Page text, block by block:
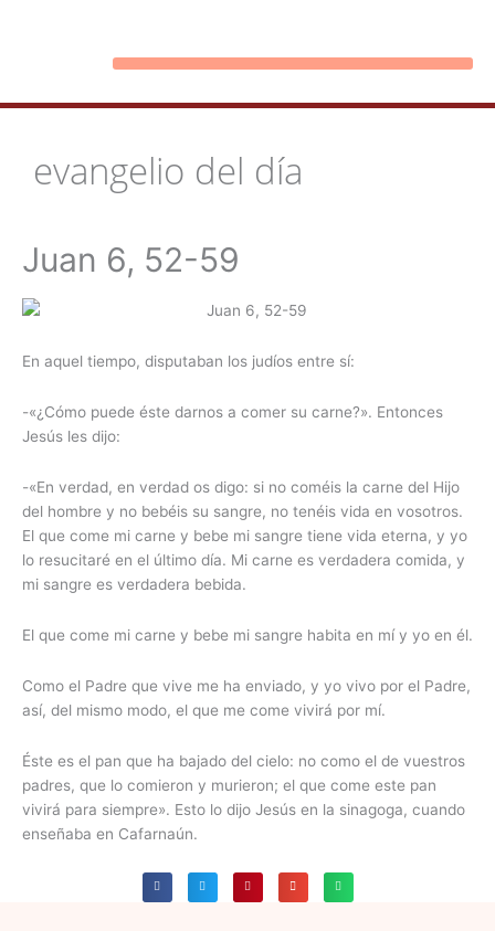
evangelio del día
Juan 6, 52-59
En aquel tiempo, disputaban los judíos entre sí:
-«¿Cómo puede éste darnos a comer su carne?». Entonces
Jesús les dijo:
-«En verdad, en verdad os digo: si no coméis la carne del Hijo
del hombre y no bebéis su sangre, no tenéis vida en vosotros.
El que come mi carne y bebe mi sangre tiene vida eterna, y yo
lo resucitaré en el último día. Mi carne es verdadera comida, y
mi sangre es verdadera bebida.
El que come mi carne y bebe mi sangre habita en mí y yo en él.
Como el Padre que vive me ha enviado, y yo vivo por el Padre,
así, del mismo modo, el que me come vivirá por mí.
Éste es el pan que ha bajado del cielo: no como el de vuestros
padres, que lo comieron y murieron; el que come este pan
vivirá para siempre». Esto lo dijo Jesús en la sinagoga, cuando
enseñaba en Cafarnaún.